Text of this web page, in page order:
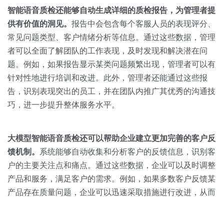
智能语音质检还能够自动生成详细的质检报告，为管理者提
供有价值的洞见。 报告中会包含每个客服人员的表现评分、
常见问题类型、客户情绪分析等信息。通过这些数据，管理
者可以全面了解团队的工作表现，及时发现和解决潜在问
题。例如，如果报告显示某类问题频繁出现，管理者可以有
针对性地进行培训和改进。此外，管理者还能通过这些报
告，识别表现突出的员工，并在团队内推广其优秀的沟通技
巧，进一步提升整体服务水平。
大模型智能语音质检还可以帮助企业建立更加完善的客户反
馈机制。 系统能够自动收集和分析客户的反馈信息，识别客
户的主要关注点和痛点。通过这些数据，企业可以及时调整
产品和服务，满足客户的需求。例如，如果多数客户反馈某
产品存在质量问题，企业可以迅速采取措施进行改进，从而